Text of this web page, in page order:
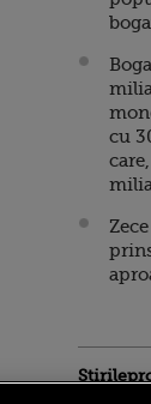
cu